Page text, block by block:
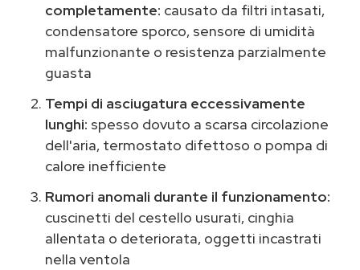
completamente: causato da filtri intasati,
condensatore sporco, sensore di umidità
malfunzionante o resistenza parzialmente
guasta
Tempi di asciugatura eccessivamente
lunghi: spesso dovuto a scarsa circolazione
dell'aria, termostato difettoso o pompa di
calore inefficiente
Rumori anomali durante il funzionamento:
cuscinetti del cestello usurati, cinghia
allentata o deteriorata, oggetti incastrati
nella ventola